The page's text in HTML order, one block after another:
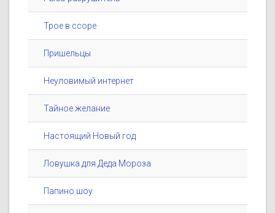
Трое в ссоре
Пришельцы
Неуловимый интернет
Тайное желание
Настоящий Новый год
Ловушка для Деда Мороза
Папино шоу